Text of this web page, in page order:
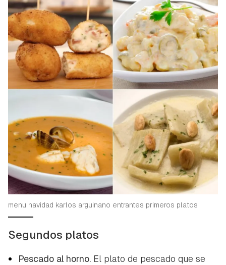
menu navidad karlos arguinano entrantes primeros platos
Segundos platos
Pescado al horno. El plato de pescado que se